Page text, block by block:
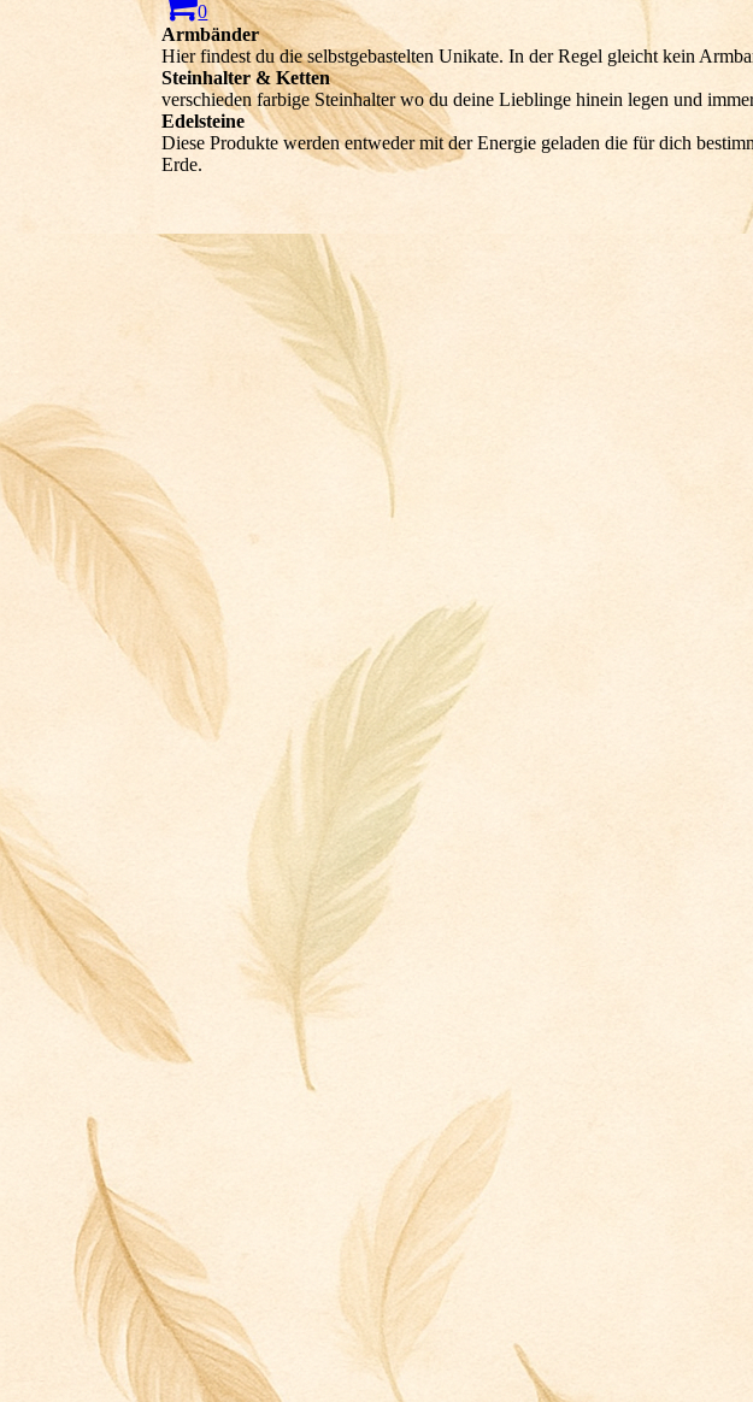
0
Armbänder
Hier findest du die selbstgebastelten Unikate. In der Regel gleicht kein
Steinhalter & Ketten
verschieden farbige Steinhalter wo du deine Lieblinge hinein legen und
Edelsteine
Diese Produkte werden entweder mit der Energie geladen die für dich
Erde.